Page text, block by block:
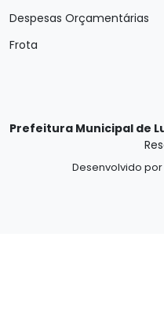
Despesas Orçamentárias
Frota
Prefeitura Municipal de
Desenvolvido por